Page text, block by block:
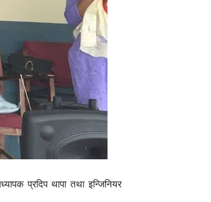
प्रदिप थापा तथा इन्जिनियर